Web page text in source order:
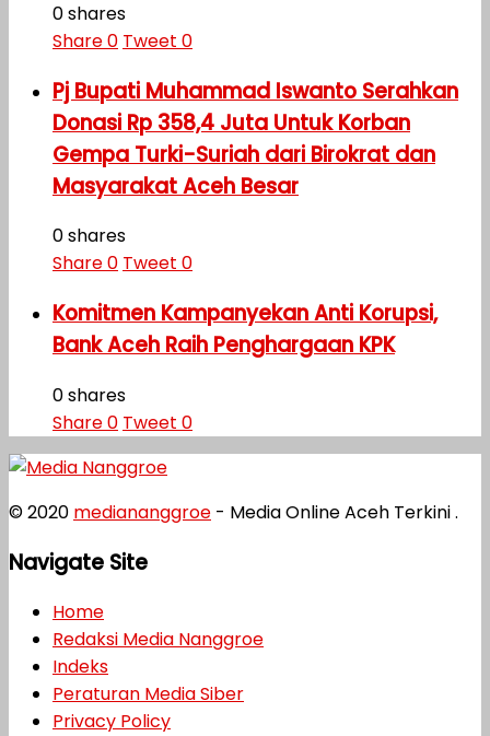
0 shares
Share0 Tweet 0
Pj Bupati Muhammad Iswanto Serahkan
Donasi Rp 358,4 Juta Untuk Korban
Gempa Turki-Suriah dari Birokrat dan
Masyarakat Aceh Besar
0 shares
Share0 Tweet 0
Komitmen Kampanyekan Anti Korupsi,
Bank Aceh Raih Penghargaan KPK
0 shares
Share0 Tweet 0
© 2020 mediananggroe - Media Online Aceh Terkini .
Navigate Site
Home
Redaksi Media Nanggroe
Indeks
Peraturan Media Siber
Privacy Policy